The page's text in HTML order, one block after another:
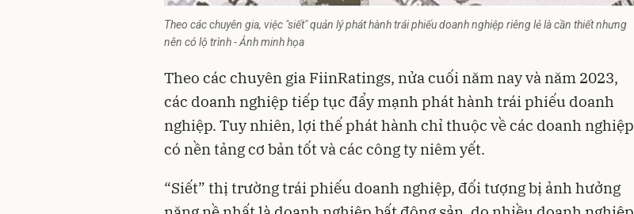
Theo các chuyên gia, việc "siết" quản lý phát hành trái phiếu doanh nghiệp riêng lẻ là cần thiết nhưng
nên có lộ trình - Ảnh minh họa
Theo các chuyên gia FiinRatings, nửa cuối năm nay và năm 2023,
các doanh nghiệp tiếp tục đẩy mạnh phát hành trái phiếu doanh
nghiệp. Tuy nhiên, lợi thế phát hành chỉ thuộc về các doanh nghiệp
có nền tảng cơ bản tốt và các công ty niêm yết.
“Siết” thị trường trái phiếu doanh nghiệp, đối tượng bị ảnh hưởng